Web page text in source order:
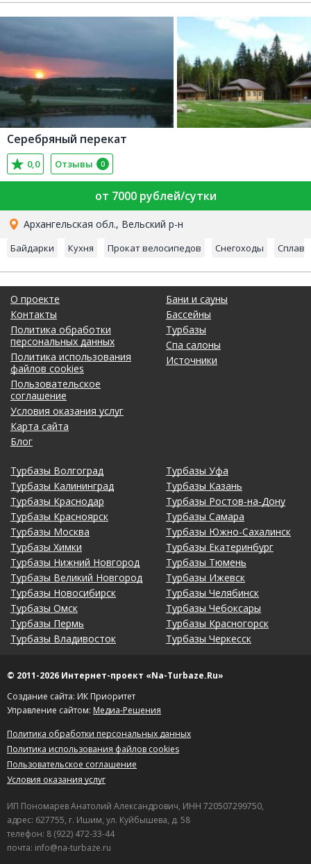
Серебряный перекат
0,0 Отзывы 0
от 7000 рублей/сутки
Архангельская обл., Вельский р-н
Байдарки Кухня Прокат велосипедов Снегоходы Сплав
О проекте
Контакты
Политика обработки
персональных данных
Политика использования
файлов cookies
Пользовательское
соглашение
Условия оказания услуг
Карта сайта
Блог
Бани и сауны
Бассейны
Турбазы
Спа салоны
Источники
Турбазы Волгоград
Турбазы Калининград
Турбазы Краснодар
Турбазы Красноярск
Турбазы Москва
Турбазы Химки
Турбазы Нижний Новгород
Турбазы Великий Новгород
Турбазы Новосибирск
Турбазы Омск
Турбазы Пермь
Турбазы Владивосток
Турбазы Уфа
Турбазы Казань
Турбазы Ростов-на-Дону
Турбазы Самара
Турбазы Южно-Сахалинск
Турбазы Екатеринбург
Турбазы Тюмень
Турбазы Ижевск
Турбазы Челябинск
Турбазы Чебоксары
Турбазы Красногорск
Турбазы Черкесск
© 2011-2026 Интернет-проект «Na-Turbaze.Ru»
Создание сайта: ИК Приоритет
Управление сайтом: Медиа-Решения
Политика обработки персональных данных
Политика использования файлов cookies
Пользовательское соглашение
Условия оказания услуг
ИП Пономарев Анатолий Александрович, ИНН 720507299750,
адрес: 627755, г. Ишим, ул. Куйбышева, д. 58
телефон: 8 (922) 472-33-44
почта: info@na-turbaze.ru